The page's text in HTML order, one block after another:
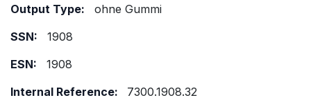
Output Type:
ohne Gummi
SSN:
1908
ESN:
1908
Internal Reference:
7300.1908.32